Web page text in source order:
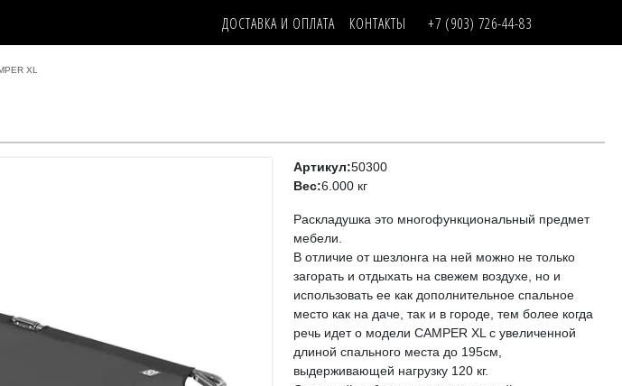
ДОСТАВКА И ОПЛАТА КОНТАКТЫ +7 (903) 726-44-83
XL
Артикул:50300
Вес:6.000 кг
Раскладушка это многофункциональный предмет
мебели.
В отличие от шезлонга на ней можно не только
загорать и отдыхать на свежем воздухе, но и
использовать ее как дополнительное спальное
место как на даче, так и в городе, тем более когда
речь идет о модели CAMPER XL с увеличенной
длиной спального места до 195см,
выдерживающей нагрузку 120 кг.